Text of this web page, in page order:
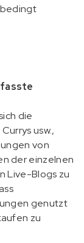
die
usw.,
von
der einzelnen
Live-Blogs zu
genutzt
zu